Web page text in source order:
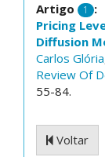
Artigo 1
:
Pricing
Diffusion
Carlos Glória
Review Of
55-84.
Voltar